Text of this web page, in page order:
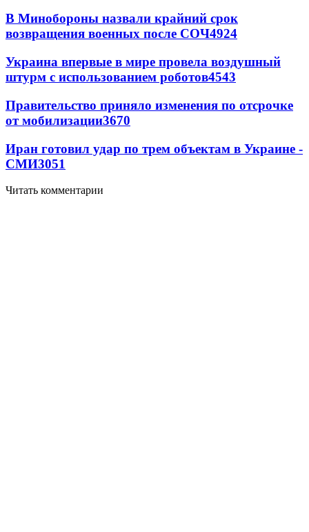
В Минобороны назвали крайний срок
возвращения военных после СОЧ4924
Украина впервые в мире провела воздушный
штурм с использованием роботов4543
Правительство приняло изменения по отсрочке
от мобилизации3670
Иран готовил удар по трем объектам в Украине -
СМИ3051
Читать комментарии